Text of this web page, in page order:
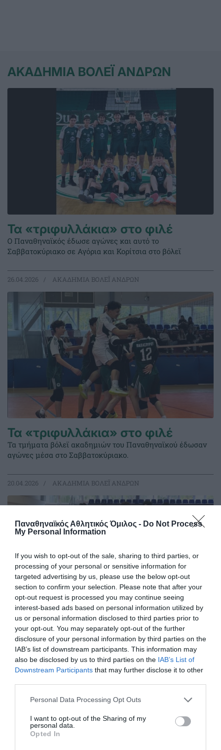
Παναθηναϊκός Αθλητικός Όμιλος - Do Not Process
My Personal Information
If you wish to opt-out of the sale, sharing to third parties, or
processing of your personal or sensitive information for
targeted advertising by us, please use the below opt-out
section to confirm your selection. Please note that after your
opt-out request is processed you may continue seeing
interest-based ads based on personal information utilized by
us or personal information disclosed to third parties prior to
your opt-out. You may separately opt-out of the further
disclosure of your personal information by third parties on the
IAB’s list of downstream participants. This information may
also be disclosed by us to third parties on the IAB’s List of
Downstream Participants that may further disclose it to other
Please note that this website/app uses one or more Google
not limited to your visit or usage behaviour. You may click to
grant or deny consent to Google and its third-party tags to
use your data for below specified purposes in below Google
Personal Data Processing Opt Outs
I want to opt-out of the Sharing of my
personal data.
Opted In
ΑΚΑΔΗΜΙΑ ΒΟΛΕΪ ΑΝΔΡΩΝ
Τα «τριφυλλάκια» στο φιλέ
Ο Παναθηναϊκός έδωσε αγώνες και αυτό το
Σαββατοκύριακο σε Αγόρια και Κορίτσια στο βόλεϊ
26.04.2026 ΑΚΑΔΗΜΙΑ ΒΟΛΕΪ ΑΝΔΡΩΝ
Τα «τριφυλλάκια» στο φιλέ
Τα τμήματα βόλεϊ ακαδημιών του Παναθηναϊκού έδωσαν
αγώνες μέσα στο Σαββατοκύριακο.
20.04.2026 ΑΚΑΔΗΜΙΑ ΒΟΛΕΪ ΑΝΔΡΩΝ
Πράσινη ατμόσφαιρα στη
Μυτιλήνη
Η ομάδα Αγοριών Κ17 του Παναθηναϊκού έδωσε δύο ακόμα
φιλικά ματς στη Μυτιλήνη έχοντας τη συμπαράσταση των
φιλάθλων του Συλλόγου.